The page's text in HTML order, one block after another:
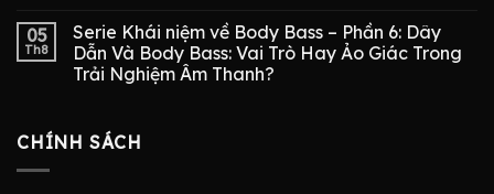
05
Th8
Serie Khái niệm về Body Bass – Phần 6: Dây
Dẫn Và Body Bass: Vai Trò Hay Ảo Giác Trong
Trải Nghiệm Âm Thanh?
CHÍNH SÁCH